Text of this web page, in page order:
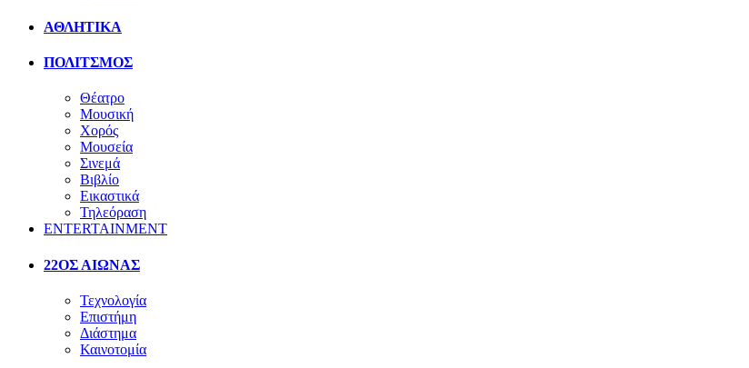
ΑΘΛΗΤΙΚΑ
ΠΟΛΙΤΣΜΟΣ
Θέατρο
Μουσική
Χορός
Μουσεία
Σινεμά
Βιβλίο
Εικαστικά
Τηλεόραση
ENTERTAINMENT
22ΟΣ ΑΙΩΝΑΣ
Τεχνολογία
Επιστήμη
Διάστημα
Καινοτομία